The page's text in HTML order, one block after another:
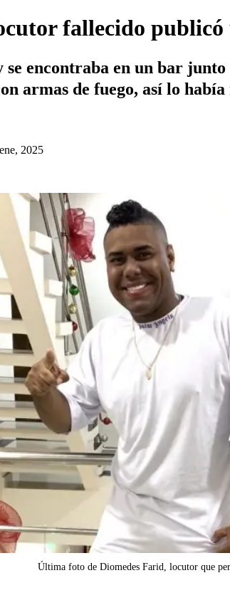
fallecido
encontraba en un bar
armas de fuego, así lo
2025
Última foto de Diomedes Farid, locutor que